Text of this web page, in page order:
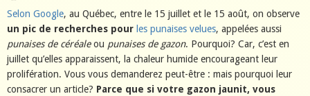
Selon Google, au Québec, entre le 15 juillet et le 15 août, on observe
un pic de recherches pour les punaises velues, appelées aussi
punaises de céréaleou punaises de gazon. Pourquoi? Car, c’est en
juillet qu’elles apparaissent, la chaleur humide encourageant leur
prolifération. Vous vous demanderez peut-être : mais pourquoi leur
consacrer un article? Parce que si votre gazon jaunit, vous